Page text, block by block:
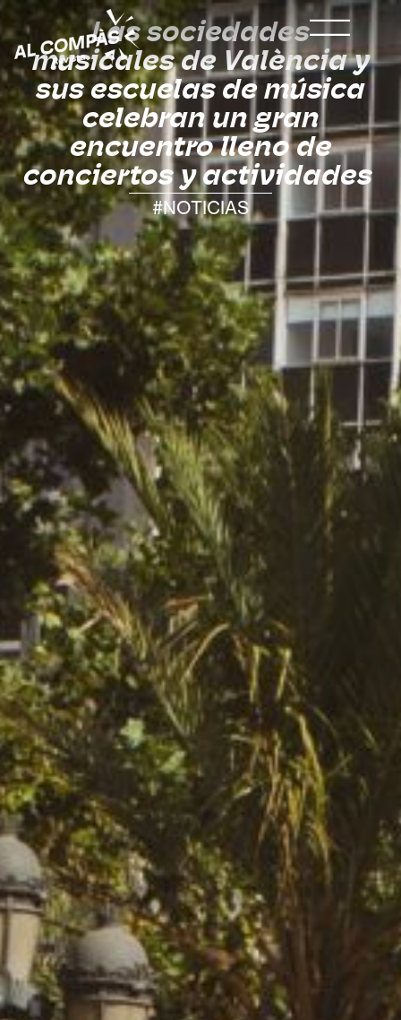
Las sociedades
musicales de València y
sus escuelas de música
celebran un gran
encuentro lleno de
conciertos y actividades
#NOTICIAS